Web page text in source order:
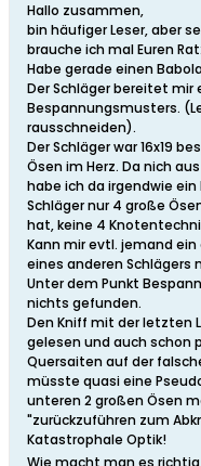
Hallo zusammen,
bin häufiger Leser, aber
brauche ich mal Euren Rat:
Habe gerade einen
Der Schläger bereitet mir
Bespannungsmusters.
rausschneiden).
Der Schläger war 16x19
Ösen im Herz. Da nich
habe ich da irgendwie
Schläger nur 4 große
hat, keine 4
Kann mir evtl. jemand
eines anderen Schlägers
Unter dem Punkt
nichts gefunden.
Den Kniff mit der letzten
gelesen und auch schon
Quersaiten auf der
müsste quasi eine
unteren 2 großen Ösen
"zurückzuführen zum
Katastrophale Optik!